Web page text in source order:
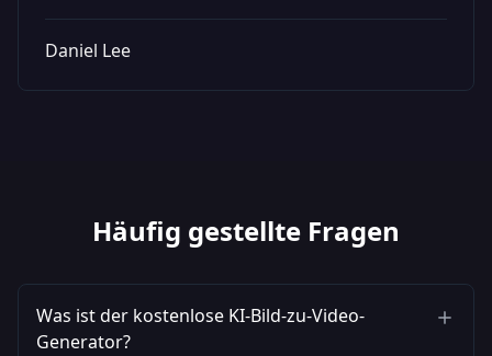
Daniel Lee
Häufig gestellte Fragen
Was ist der kostenlose KI-Bild-zu-Video-
Generator?